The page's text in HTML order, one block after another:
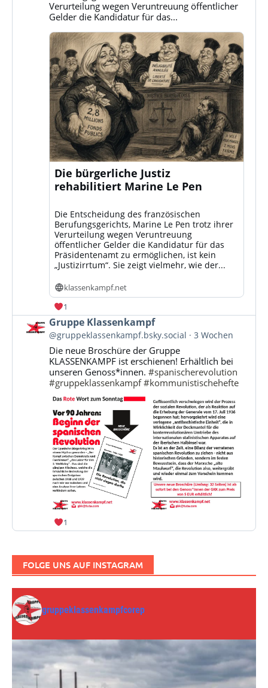
Verurteilung wegen Veruntreuung öffentlicher
Gelder die Kandidatur für das...
Die bürgerliche Justiz
rehabilitiert Marine Le Pen
Die Entscheidung des französischen
Berufungsgerichts, Marine Le Pen trotz ihrer
Verurteilung wegen Veruntreuung
öffentlicher Gelder die Kandidatur für das
Präsidentenamt zu ermöglichen, ist kein
„Justizirrtum“. Sie zeigt vielmehr, wie der...
klassenkampf.net
1
Beitrag
von
Gruppe
Klassenkampf
Bluesky
ansehen
Gruppe Klassenkampf
@gruppeklassenkampf.bsky.social 3 Wochen
Die neue Broschüre der Gruppe
KLASSENKAMPF ist erschienen! Erhältlich bei
unseren Genoss*innen.#spanischerevolution
#gruppeklassenkampf #kommunistischehefte
1
FOLGE UNS AUF INSTAGRAM
gruppeklassenkampfcorep